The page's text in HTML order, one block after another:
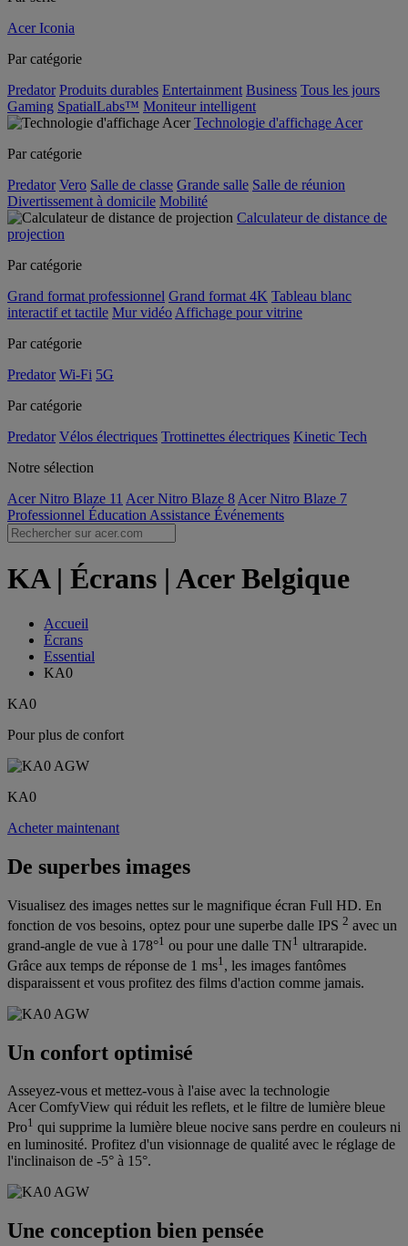
Acer Iconia
Par catégorie
Predator Produits durables Entertainment Business Tous les jours
Gaming SpatialLabs™ Moniteur intelligent
Technologie d'affichage Acer
Par catégorie
Predator Vero Salle de classe Grande salle Salle de réunion
Divertissement à domicile Mobilité
Calculateur de distance de
projection
Par catégorie
Grand format professionnel Grand format 4K Tableau blanc
interactif et tactile Mur vidéo Affichage pour vitrine
Par catégorie
Predator Wi-Fi 5G
Par catégorie
Predator Vélos électriques Trottinettes électriques Kinetic Tech
Notre sélection
Acer Nitro Blaze 11 Acer Nitro Blaze 8 Acer Nitro Blaze 7
Professionnel Éducation Assistance Événements
KA | Écrans | Acer Belgique
Accueil
Écrans
Essential
KA0
KA0
Pour plus de confort
KA0
Acheter maintenant
De superbes images
Visualisez des images nettes sur le magnifique écran Full HD. En
fonction de vos besoins, optez pour une superbe dalle IPS 2 avec un
grand-angle de vue à 178°1 ou pour une dalle TN1 ultrarapide.
Grâce aux temps de réponse de 1 ms1, les images fantômes
disparaissent et vous profitez des films d'action comme jamais.
Un confort optimisé
Asseyez-vous et mettez-vous à l'aise avec la technologie
Acer ComfyView qui réduit les reflets, et le filtre de lumière bleue
Pro1 qui supprime la lumière bleue nocive sans perdre en couleurs ni
en luminosité. Profitez d'un visionnage de qualité avec le réglage de
l'inclinaison de -5° à 15°.
Une conception bien pensée